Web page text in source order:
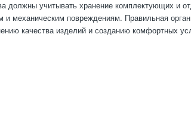
должны учитывать хранение комплектующих и
механическим повреждениям. Правильная
качества изделий и созданию комфортных